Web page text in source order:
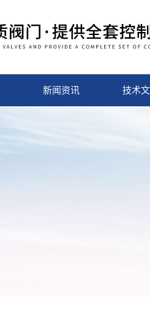
新闻资讯 技术